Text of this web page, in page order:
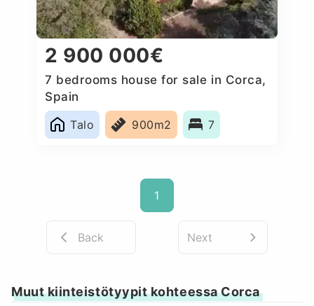
2 900 000€
7 bedrooms house for sale in Corca,
Spain
Talo
900m2 7
1
Back Next
Muut kiinteistötyypit kohteessa Corca